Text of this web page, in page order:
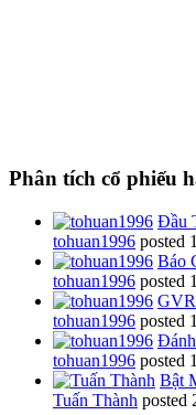
Phân tích cổ phiếu
Đầu
tohuan1996 posted
Báo
tohuan1996 posted
tohuan1996 posted
tohuan1996 posted
Bật
Tuấn Thành posted